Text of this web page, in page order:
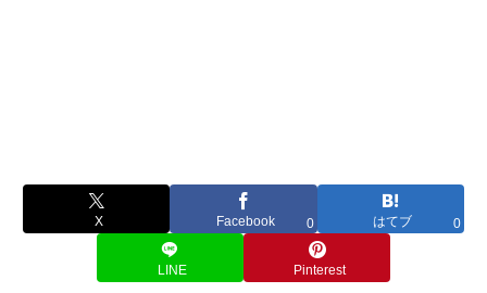
X Facebook 0 はてブ 0
LINE Pinterest